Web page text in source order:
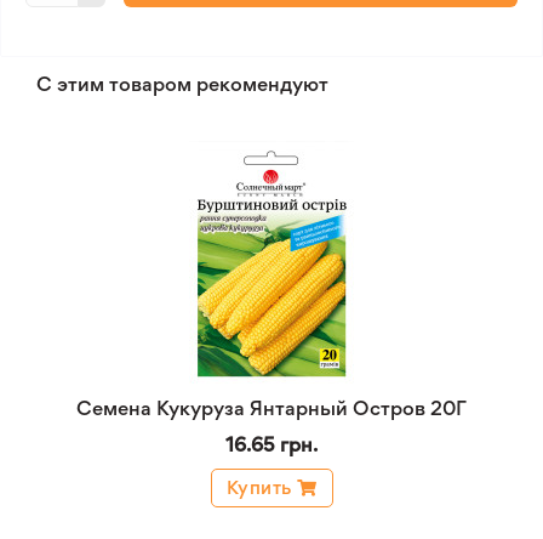
С этим товаром рекомендуют
Семена Кукуруза Янтарный Остров 20Г
16.65 грн.
Купить